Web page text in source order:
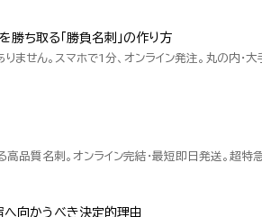
勝ち取る「勝負名刺」の作り方
ません。スマホで1分、オンライン発注。丸の内
品質名刺。オンライン完結・最短即日発送。超
へ向かうべき決定的理由